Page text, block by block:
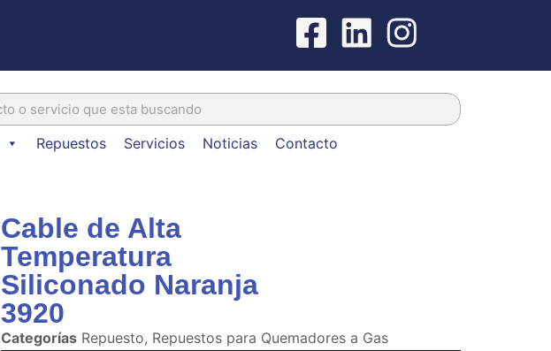
Repuestos Servicios Noticias Contacto
Cable de Alta
Temperatura
Siliconado Naranja
3920
Categorías Repuesto, Repuestos para Quemadores a Gas